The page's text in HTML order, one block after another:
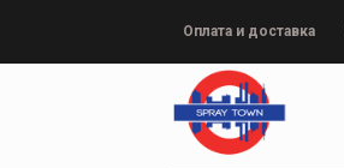
Оплата и доставка